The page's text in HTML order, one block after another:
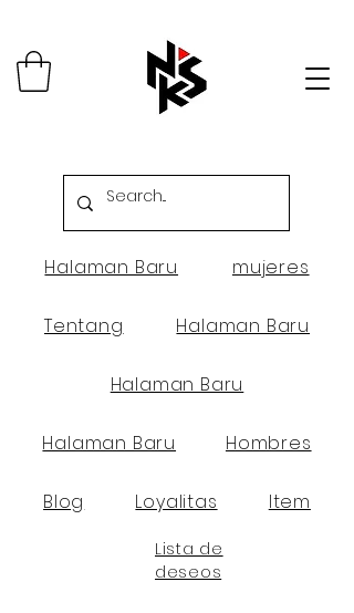
Halaman Baru mujeres
Tentang Halaman Baru
Halaman Baru
Halaman Baru Hombres
Blog Loyalitas Item
Lista de
deseos